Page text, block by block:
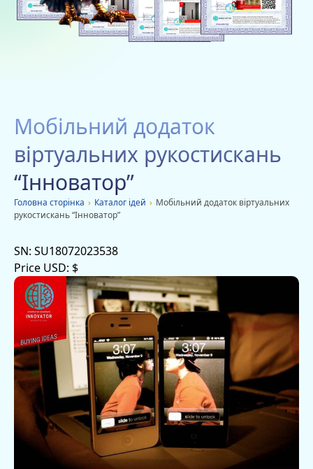
Благодійність
Оголошення
Мобільний додаток
віртуальних рукостискань
“Інноватор”
Головна сторiнка › Каталог ідей › Мобільний додаток віртуальних
рукостискань “Інноватор”
SN: SU18072023538
Price USD: $